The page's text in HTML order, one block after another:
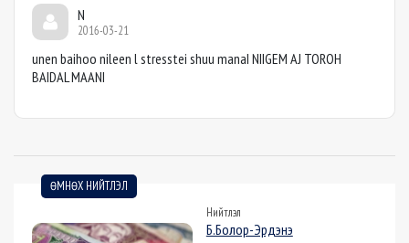
N
2016-03-21
unen baihoo nileen l stresstei shuu manaI NIIGEM AJ TOROH
BAIDAL MAANI
ӨМНӨХ НИЙТЛЭЛ
Нийтлэл
Б.Болор-Эрдэнэ